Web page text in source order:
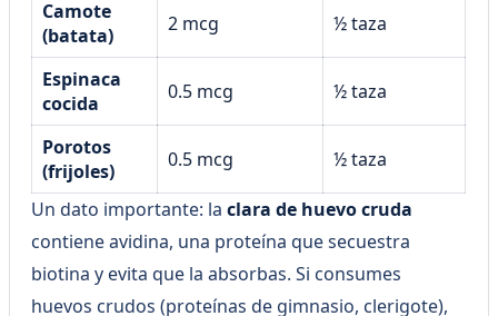
Camote
(batata)
2 mcg ½ taza
Espinaca
cocida
0.5 mcg ½ taza
Porotos
(frijoles)
0.5 mcg ½ taza
Un dato importante: laclara de huevo cruda
contiene avidina, una proteína que secuestra
biotina y evita que la absorbas. Si consumes
huevos crudos (proteínas de gimnasio, clerigote),